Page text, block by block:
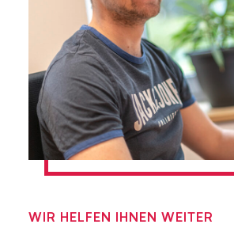
WIR HELFEN IHNEN WEITER